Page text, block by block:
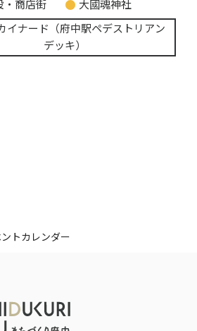
・商店街
大國魂神社
イナード（府中駅ペデストリアン
デッキ）
トカレンダー